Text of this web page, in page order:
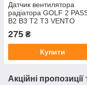
Датчик вентилятора
радіатора GOLF 2
B2 B3 T2 T3 VENTO
виробник Autlog
Німеччина
275 ₴
Купити
Акційні